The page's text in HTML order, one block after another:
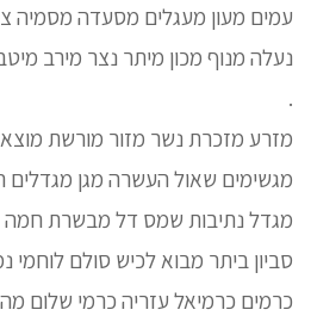
עמים מעון מעגלים מסעדה מסמיה
נעלה מנוף מכון מיתר נצר מירב
.
מזרע מזכרת נשר מזור מורשת מוצא
מגשימים שאול העשרה מגן מגדלים
מגדל נתיבות שמס דל מבשרת חמה
סביון ביתר מבוא לכיש סולם לוחמי
כרמים כרמיאל עזריה כרמי שלום